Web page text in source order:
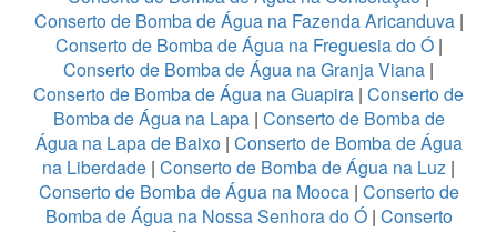
Conserto de Bomba de Água na Fazenda Aricanduva|
Conserto de Bomba de Água na Freguesia do Ó|
Conserto de Bomba de Água na Granja Viana |
Conserto de Bomba de Água na Guapira | Conserto de
Bomba de Água na Lapa| Conserto de Bomba de
Água na Lapa de Baixo | Conserto de Bomba de Água
na Liberdade | Conserto de Bomba de Água na Luz |
Conserto de Bomba de Água na Mooca| Conserto de
Bomba de Água na Nossa Senhora do Ó| Conserto